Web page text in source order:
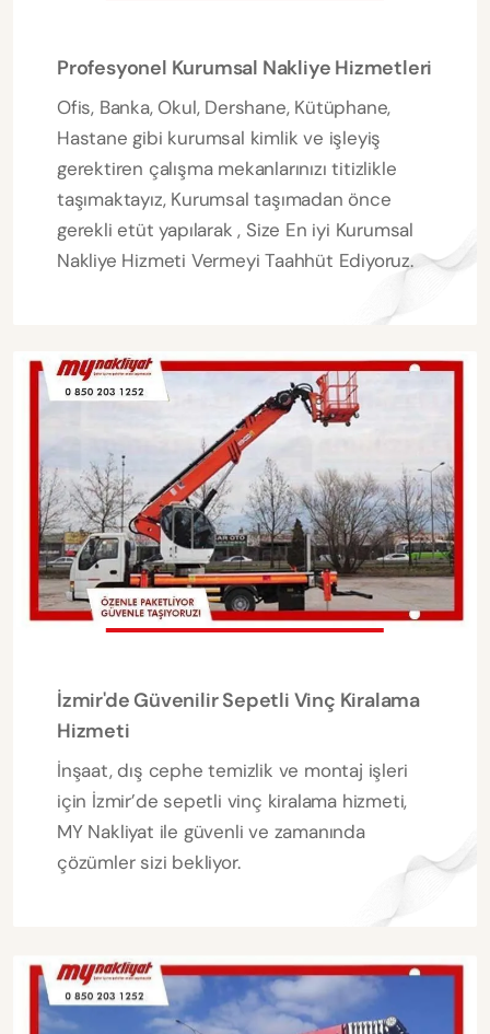
Profesyonel Kurumsal Nakliye Hizmetleri
Ofis, Banka, Okul, Dershane, Kütüphane,
Hastane gibi kurumsal kimlik ve işleyiş
gerektiren çalışma mekanlarınızı titizlikle
taşımaktayız, Kurumsal taşımadan önce
gerekli etüt yapılarak , Size En iyi Kurumsal
Nakliye Hizmeti Vermeyi Taahhüt Ediyoruz.
İzmir'de Güvenilir Sepetli Vinç Kiralama
Hizmeti
İnşaat, dış cephe temizlik ve montaj işleri
için İzmir’de sepetli vinç kiralama hizmeti,
MY Nakliyat ile güvenli ve zamanında
çözümler sizi bekliyor.